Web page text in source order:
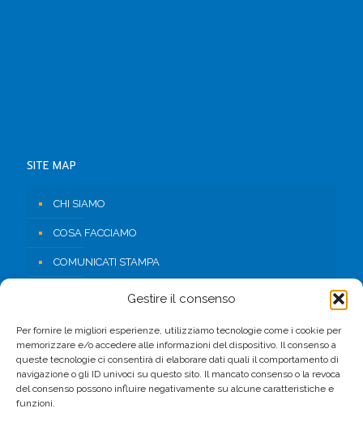
Gestire il consenso
Per fornire le migliori esperienze, utilizziamo tecnologie come i cookie per
memorizzare e/o accedere alle informazioni del dispositivo. Il consenso a
queste tecnologie ci consentirà di elaborare dati quali il comportamento di
navigazione o gli ID univoci su questo sito. Il mancato consenso o la revoca
del consenso possono influire negativamente su alcune caratteristiche e
funzioni.
SITE MAP
CHI SIAMO
COSA FACCIAMO
COMUNICATI STAMPA
AREA RISERVATA
FACEBOOK